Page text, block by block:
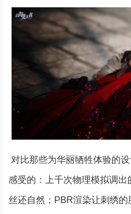
对比那些为华丽牺牲体验的
感受的：上千次物理模拟调
丝还自然； PBR渲染让刺绣的